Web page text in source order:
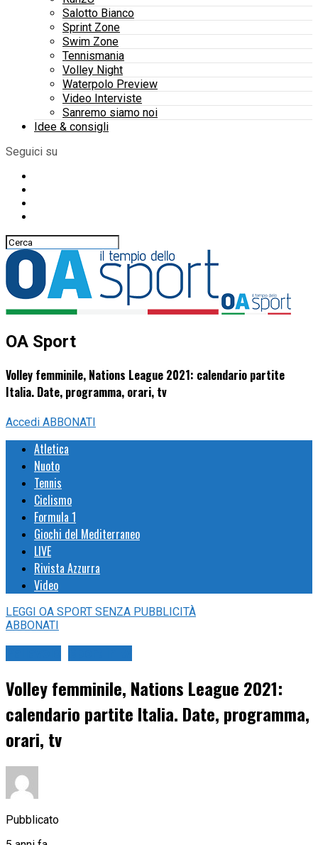
Salotto Bianco
Sprint Zone
Swim Zone
Tennismania
Volley Night
Waterpolo Preview
Video Interviste
Sanremo siamo noi
Idee & consigli
Seguici su
OA Sport
Volley femminile, Nations League 2021: calendario partite
Italia. Date, programma, orari, tv
Accedi ABBONATI
Atletica
Nuoto
Tennis
Ciclismo
Formula 1
Giochi del Mediterraneo
LIVE
Rivista Azzurra
Video
LEGGI OA SPORT SENZA PUBBLICITÀ
ABBONATI
Volley femminile, Nations League 2021:
calendario partite Italia. Date, programma,
orari, tv
Pubblicato